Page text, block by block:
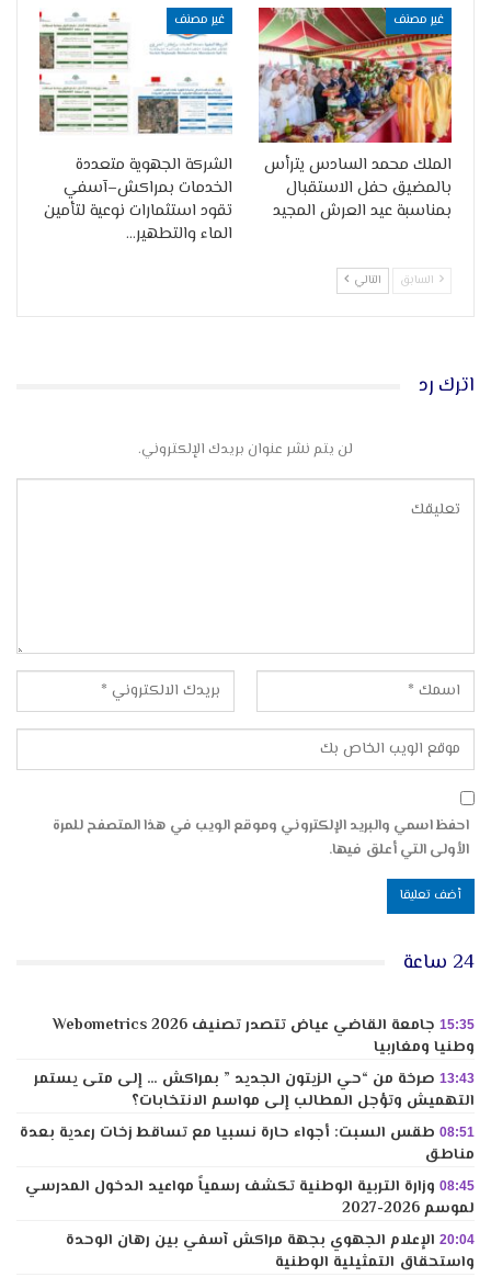
غير مصنف
الملك محمد السادس يترأس
بالمضيق حفل الاستقبال
بمناسبة عيد العرش المجيد
غير مصنف
الشركة الجهوية متعددة
الخدمات بمراكش–آسفي
تقود استثمارات نوعية لتأمين
الماء والتطهير…
السابق التالي
اترك رد
لن يتم نشر عنوان بريدك الإلكتروني.
احفظ اسمي والبريد الإلكتروني وموقع الويب في هذا المتصفح للمرة
الأولى التي أعلق فيها.
24 ساعة
15:35
جامعة القاضي عياض تتصدر تصنيف Webometrics 2026
وطنيا ومغاربيا
13:43 صرخة من “حي الزيتون الجديد ” بمراكش … إلى متى يستمر
التهميش وتؤجل المطالب إلى مواسم الانتخابات؟
08:51 طقس السبت: أجواء حارة نسبيا مع تساقط زخات رعدية بعدة
مناطق
08:45 وزارة التربية الوطنية تكشف رسمياً مواعيد الدخول المدرسي
لموسم 2026-2027
20:04 الإعلام الجهوي بجهة مراكش آسفي بين رهان الوحدة
واستحقاق التمثيلية الوطنية